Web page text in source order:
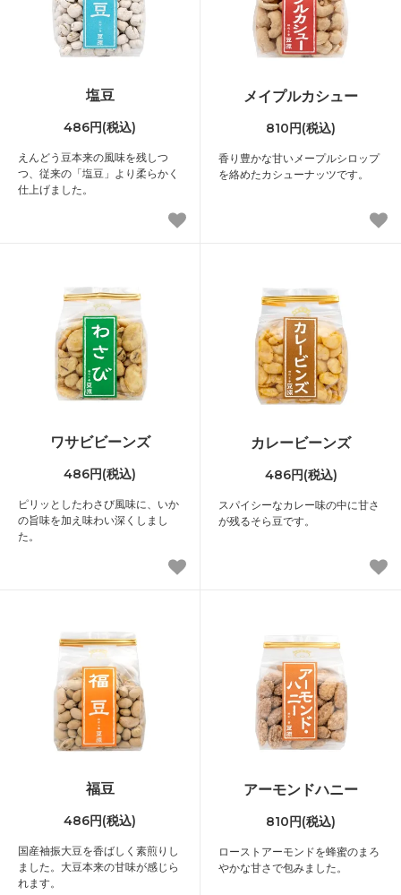
塩豆
486円(税込)
えんどう豆本来の風味を残しつ
つ、従来の「塩豆」より柔らかく
仕上げました。
メイプルカシュー
810円(税込)
香り豊かな甘いメープルシロップ
を絡めたカシューナッツです。
ワサビビーンズ
486円(税込)
ピリッとしたわさび風味に、いか
の旨味を加え味わい深くしまし
た。
カレービーンズ
486円(税込)
スパイシーなカレー味の中に甘さ
が残るそら豆です。
福豆
486円(税込)
国産袖振大豆を香ばしく素煎りし
ました。大豆本来の甘味が感じら
れます。
アーモンドハニー
810円(税込)
ローストアーモンドを蜂蜜のまろ
やかな甘さで包みました。